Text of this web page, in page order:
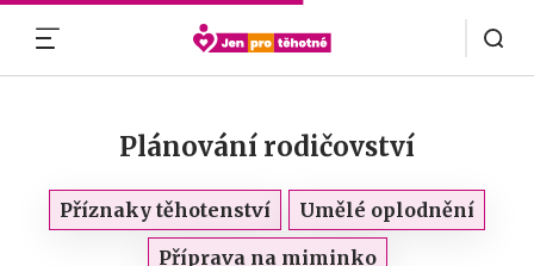
Plánování rodičovství
Příznaky těhotenství
Umělé oplodnění
Příprava na miminko